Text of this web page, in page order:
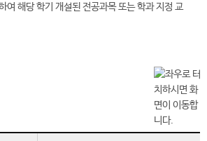
여 해당 학기 개설된 전공과목 또는 학과 지정 교